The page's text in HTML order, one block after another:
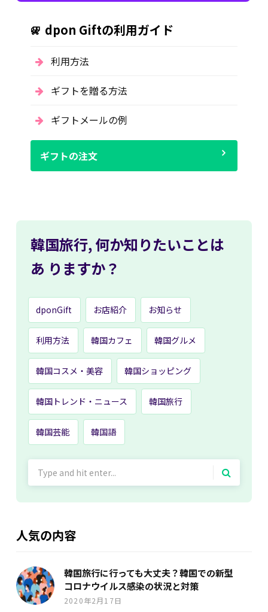
dpon Giftの利用ガイド
利用方法
ギフトを贈る方法
ギフトメールの例
ギフトの注文
韓国旅行, 何か知りたいことは
あ りますか？
dponGift お店紹介 お知らせ
利用方法 韓国カフェ 韓国グルメ
韓国コスメ・美容 韓国ショッピング
韓国トレンド・ニュース 韓国旅行
韓国芸能 韓国語
人気の内容
韓国旅行に行っても大丈夫？韓国での新型
コロナウイルス感染の状況と対策
2020年2月17日